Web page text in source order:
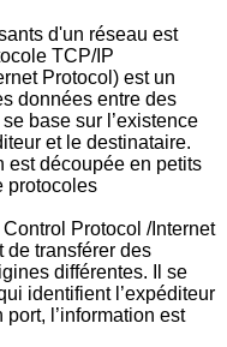
d'un réseau est
TCP/IP
Protocol) est un
données entre des
base sur l’existence
et le destinataire.
est découpée en petits
protocoles
Protocol /Internet
de transférer des
différentes. Il se
identifient l’expéditeur
l’information est